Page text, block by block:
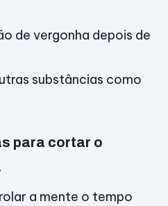
de vergonha depois de
substâncias como
para cortar o
a mente o tempo